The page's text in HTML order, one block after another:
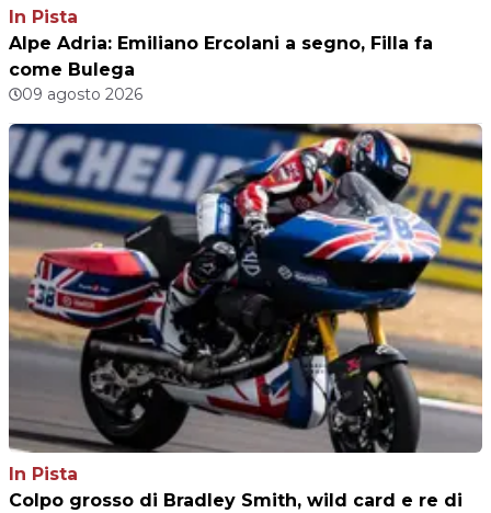
In Pista
Alpe Adria: Emiliano Ercolani a segno, Filla fa
come Bulega
09 agosto 2026
In Pista
Colpo grosso di Bradley Smith, wild card e re di